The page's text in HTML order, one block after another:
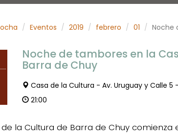
Eventos 2019 febrero 01 Noche
Noche de tambores en la
Barra de Chuy
Casa de la Cultura - Av. Uruguay y Calle 5 -
21:00
de la Cultura de Barra de Chuy